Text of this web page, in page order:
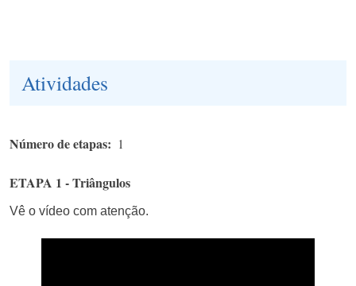
Atividades
Número de etapas 1
ETAPA 1 - Triângulos
Vê o vídeo com atenção.